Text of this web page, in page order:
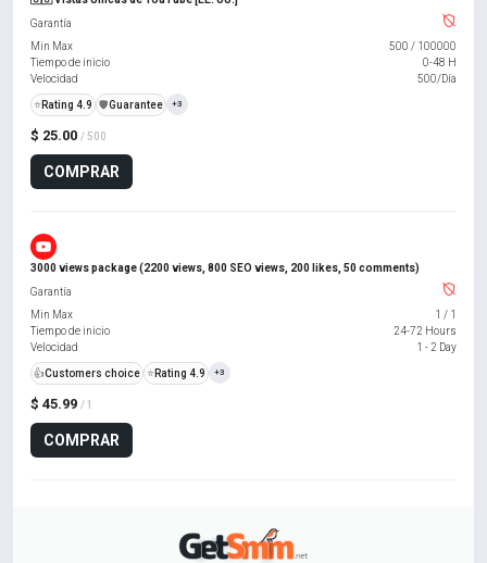
$ 25.00 / 500
COMPRAR
Garantía
Min Max
500 / 100000
Tiempo de inicio
0-48 H
Velocidad
500/Día
⭐ Rating 4.9 ️🛡️Guarantee +3
3000 views package (2200 views, 800 SEO views, 200 likes, 50 comments)
$ 45.99 / 1
COMPRAR
Garantía
Min Max
1 / 1
Tiempo de inicio
24-72 Hours
Velocidad
1 - 2 Day
👍Customers choice ⭐ Rating 4.9 +3